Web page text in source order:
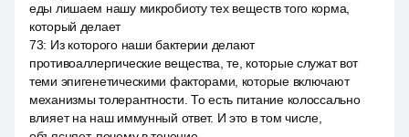
еды лишаем нашу микробиоту тех веществ того корма,
который делает
73: Из которого наши бактерии делают
противоаллергические вещества, те, которые служат вот
теми эпигенетическими факторами, которые включают
механизмы толерантности. То есть питание колоссально
влияет на наш иммунный ответ. И это в том числе,